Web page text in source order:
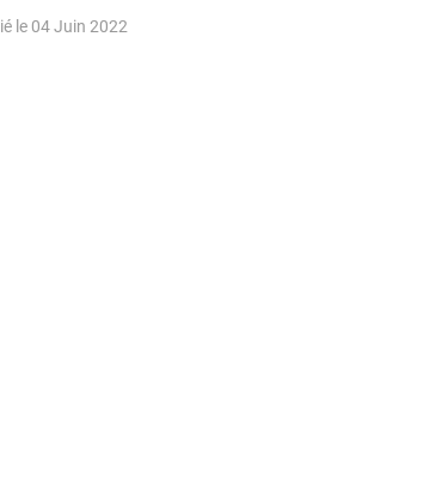
le 04 Juin 2022